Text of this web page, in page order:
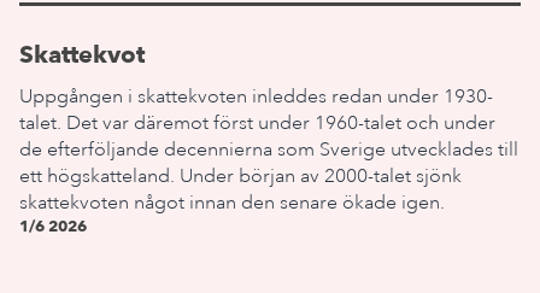
Skattekvot
Uppgången i skattekvoten inleddes redan under 1930-
talet. Det var däremot först under 1960-talet och under
de efterföljande decennierna som Sverige utvecklades till
ett högskatteland. Under början av 2000-talet sjönk
skattekvoten något innan den senare ökade igen.
1/6 2026